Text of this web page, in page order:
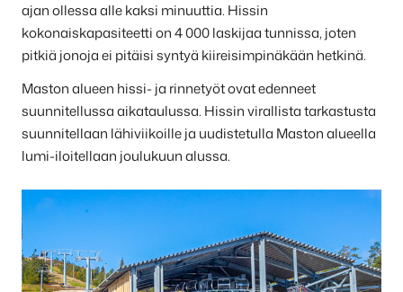
ajan ollessa alle kaksi minuuttia. Hissin
kokonaiskapasiteetti on 4 000 laskijaa tunnissa, joten
pitkiä jonoja ei pitäisi syntyä kiireisimpinäkään hetkinä.
Maston alueen hissi- ja rinnetyöt ovat edenneet
suunnitellussa aikataulussa. Hissin virallista tarkastusta
suunnitellaan lähiviikoille ja uudistetulla Maston alueella
lumi-iloitellaan joulukuun alussa.